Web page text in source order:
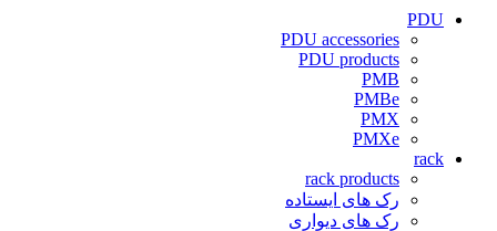
PDU
PDU accessories
PDU products
PMB
PMBe
PMX
PMXe
rack
rack products
رک های ایستاده
رک های دیواری